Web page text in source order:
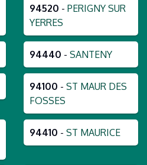
94520 - PERIGNY SUR
YERRES
94440 - SANTENY
94100 - ST MAUR DES
FOSSES
94410 - ST MAURICE